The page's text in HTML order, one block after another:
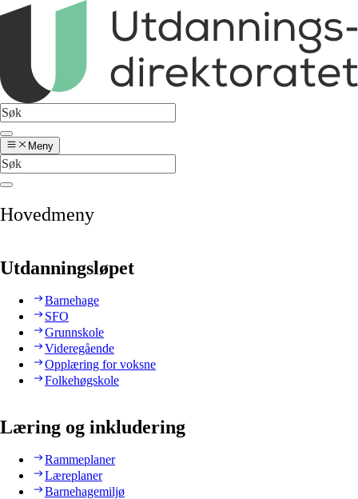
Meny
Hovedmeny
Utdanningsløpet
Barnehage
SFO
Grunnskole
Videregående
Opplæring for voksne
Folkehøgskole
Læring og inkludering
Rammeplaner
Læreplaner
Barnehagemiljø